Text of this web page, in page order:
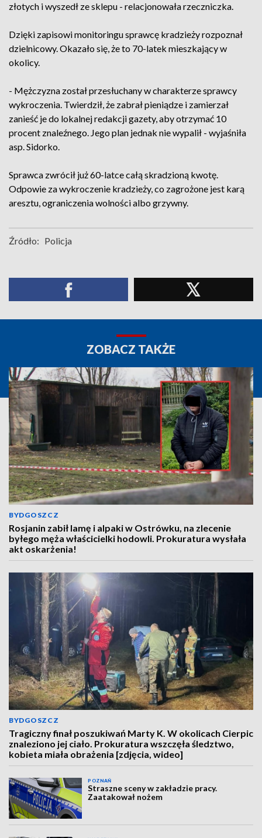
złotych i wyszedł ze sklepu - relacjonowała rzeczniczka.
Dzięki zapisowi monitoringu sprawcę kradzieży rozpoznał
dzielnicowy. Okazało się, że to 70-latek mieszkający w
okolicy.
- Mężczyzna został przesłuchany w charakterze sprawcy
wykroczenia. Twierdził, że zabrał pieniądze i zamierzał
zanieść je do lokalnej redakcji gazety, aby otrzymać 10
procent znaleźnego. Jego plan jednak nie wypalił - wyjaśniła
asp. Sidorko.
Sprawca zwrócił już 60-latce całą skradzioną kwotę.
Odpowie za wykroczenie kradzieży, co zagrożone jest karą
aresztu, ograniczenia wolności albo grzywny.
Źródło: Policja
ZOBACZ TAKŻE
BYDGOSZCZ
Rosjanin zabił lamę i alpaki w Ostrówku, na zlecenie
byłego męża właścicielki hodowli. Prokuratura wysłała
akt oskarżenia!
BYDGOSZCZ
Tragiczny finał poszukiwań Marty K. W okolicach Cierpic
znaleziono jej ciało. Prokuratura wszczęła śledztwo,
kobieta miała obrażenia [zdjęcia, wideo]
POZNAŃ
Straszne sceny w zakładzie pracy.
Zaatakował nożem